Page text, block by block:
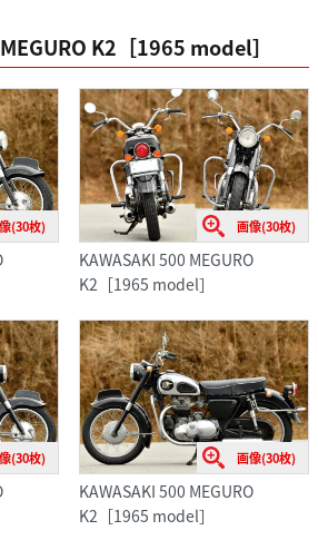
K2［1965 model］
(30枚) 画像(30枚)
KAWASAKI 500 MEGURO
K2［1965 model］
(30枚) 画像(30枚)
KAWASAKI 500 MEGURO
K2［1965 model］